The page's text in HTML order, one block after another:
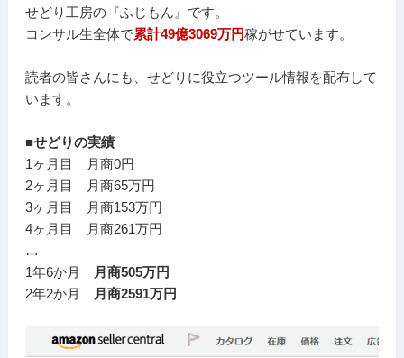
せどり工房の『ふじもん』です。
コンサル生全体で累計49億3069万円稼がせています。
読者の皆さんにも、せどりに役立つツール情報を配布して
います。
■せどりの実績
1ヶ月目 月商0円
2ヶ月目 月商65万円
3ヶ月目 月商153万円
4ヶ月目 月商261万円
…
1年6か月
月商505万円
2年2か月
月商2591万円